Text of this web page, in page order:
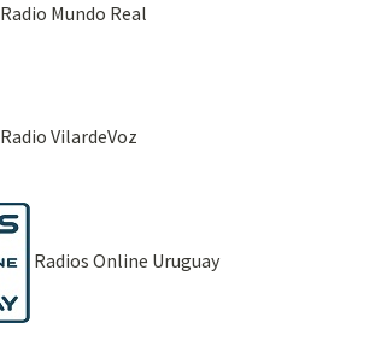
Radio Mundo Real
Radio VilardeVoz
Radios Online Uruguay